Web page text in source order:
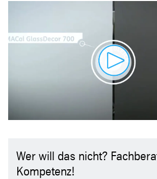
Wer will das nicht?
Kompetenz!